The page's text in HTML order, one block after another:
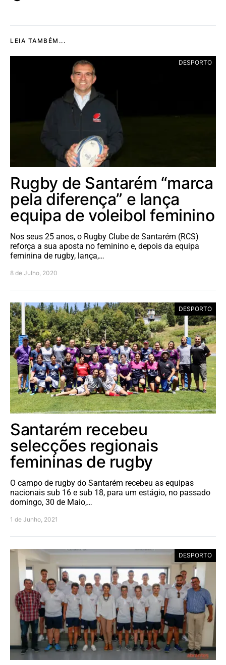
LEIA TAMBÉM...
DESPORTO
Rugby de Santarém “marca
pela diferença” e lança
equipa de voleibol feminino
Nos seus 25 anos, o Rugby Clube de Santarém (RCS)
reforça a sua aposta no feminino e, depois da equipa
feminina de rugby, lança,…
8 de Julho, 2020
DESPORTO
Santarém recebeu
selecções regionais
femininas de rugby
O campo de rugby do Santarém recebeu as equipas
nacionais sub 16 e sub 18, para um estágio, no passado
domingo, 30 de Maio,…
1 de Junho, 2021
DESPORTO